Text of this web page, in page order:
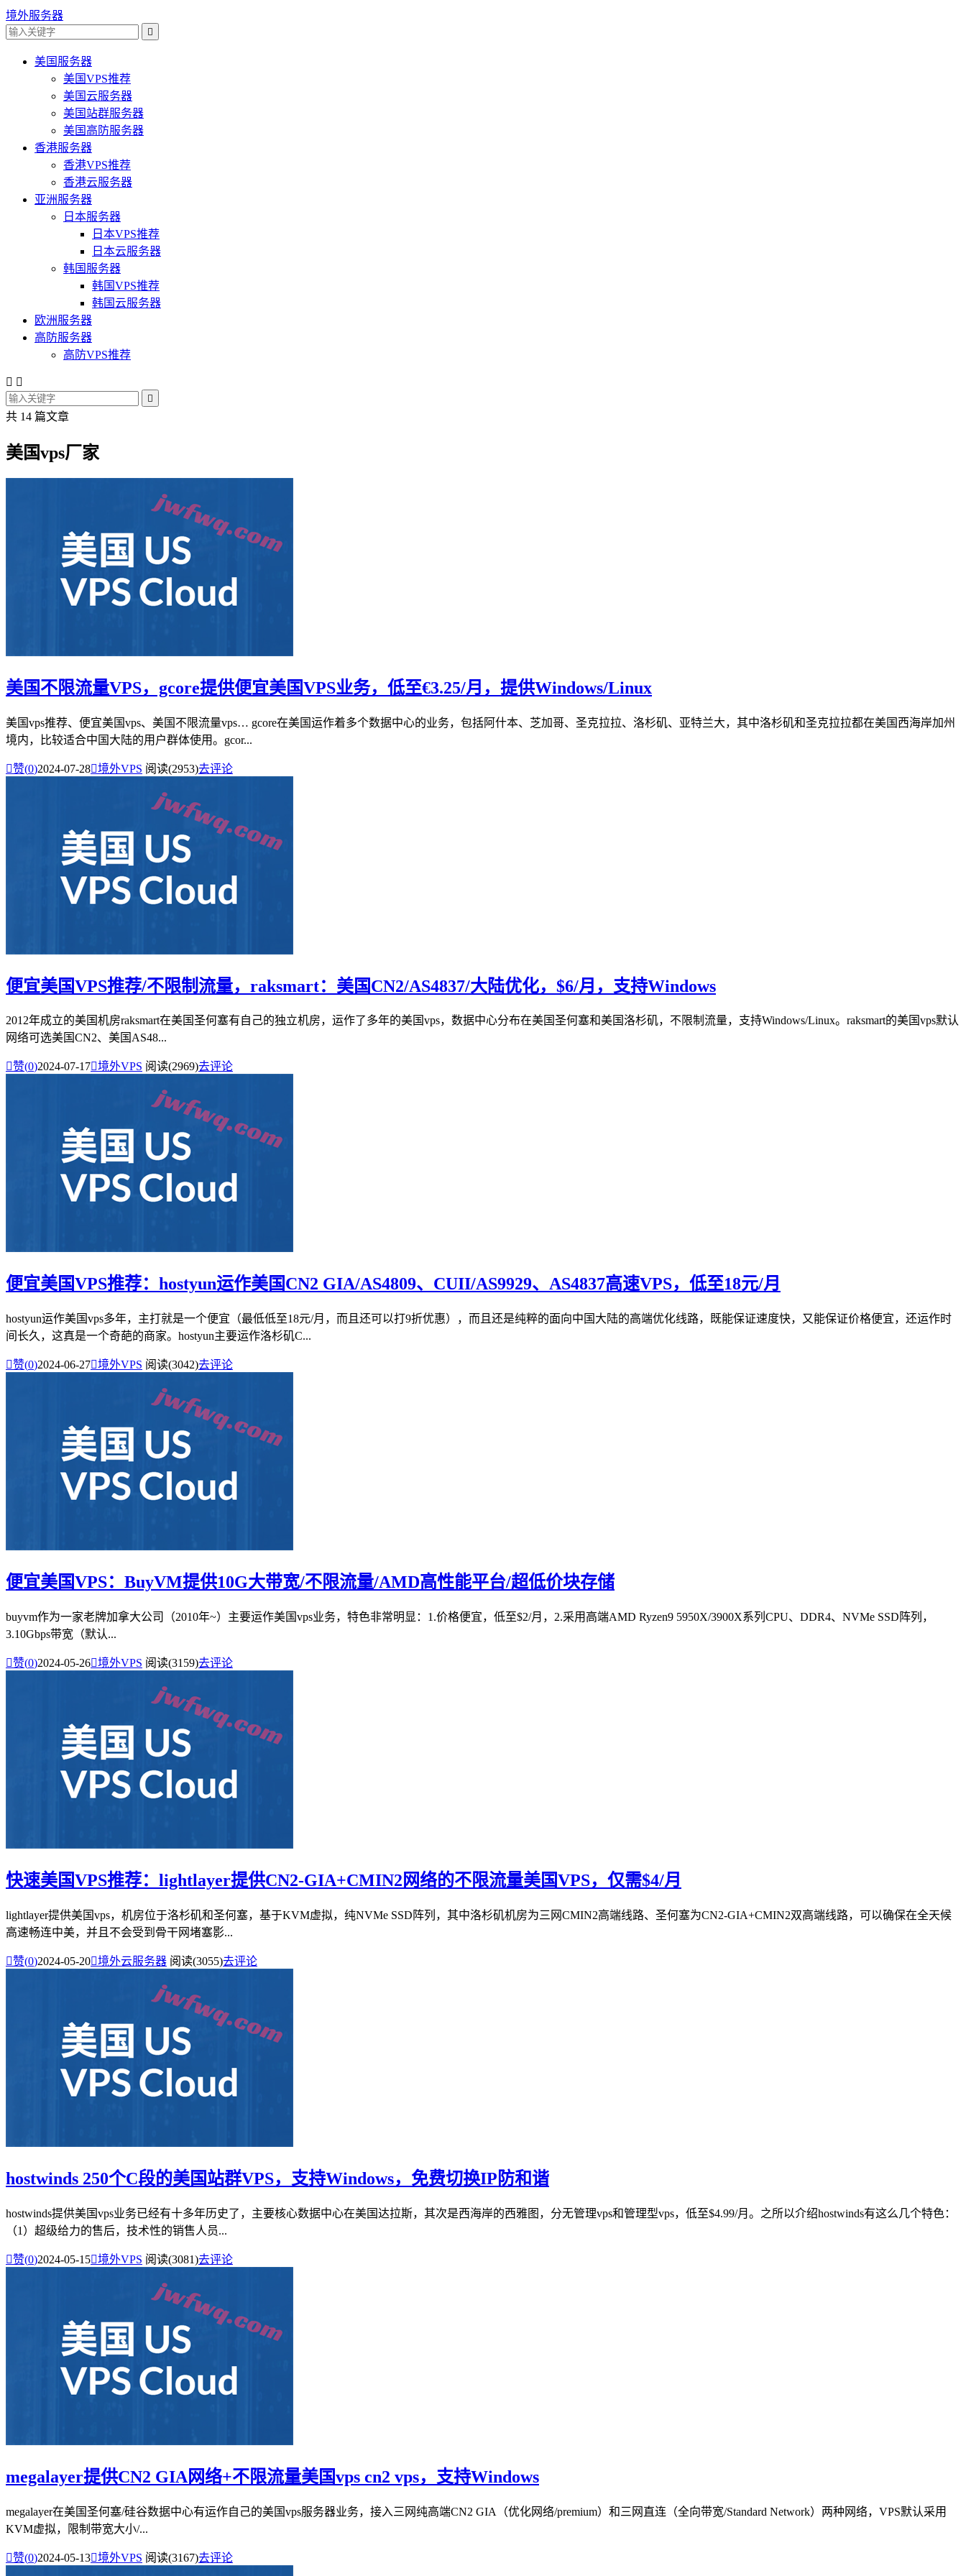
境外服务器

美国服务器
美国VPS推荐
美国云服务器
美国站群服务器
美国高防服务器
香港服务器
香港VPS推荐
香港云服务器
亚洲服务器
日本服务器
日本VPS推荐
日本云服务器
韩国服务器
韩国VPS推荐
韩国云服务器
欧洲服务器
高防服务器
高防VPS推荐
 

共 14 篇文章
美国vps厂家
美国不限流量VPS，gcore提供便宜美国VPS业务，低至€3.25/月，提供Windows/Linux
美国vps推荐、便宜美国vps、美国不限流量vps… gcore在美国运作着多个数据中心的业务，包括阿什本、芝加哥、圣克拉拉、洛杉矶、亚特兰大，其中洛杉矶和圣克拉拉都在美国西海岸加州
境内，比较适合中国大陆的用户群体使用。gcor...
赞(0)2024-07-28境外VPS 阅读(2953)去评论
便宜美国VPS推荐/不限制流量，raksmart：美国CN2/AS4837/大陆优化，$6/月，支持Windows
2012年成立的美国机房raksmart在美国圣何塞有自己的独立机房，运作了多年的美国vps，数据中心分布在美国圣何塞和美国洛杉矶，不限制流量，支持Windows/Linux。raksmart的美国vps默认
网络可选美国CN2、美国AS48...
赞(0)2024-07-17境外VPS 阅读(2969)去评论
便宜美国VPS推荐：hostyun运作美国CN2 GIA/AS4809、CUII/AS9929、AS4837高速VPS，低至18元/月
hostyun运作美国vps多年，主打就是一个便宜（最低低至18元/月，而且还可以打9折优惠），而且还是纯粹的面向中国大陆的高端优化线路，既能保证速度快，又能保证价格便宜，还运作时
间长久，这真是一个奇葩的商家。hostyun主要运作洛杉矶C...
赞(0)2024-06-27境外VPS 阅读(3042)去评论
便宜美国VPS：BuyVM提供10G大带宽/不限流量/AMD高性能平台/超低价块存储
buyvm作为一家老牌加拿大公司（2010年~）主要运作美国vps业务，特色非常明显：1.价格便宜，低至$2/月，2.采用高端AMD Ryzen9 5950X/3900X系列CPU、DDR4、NVMe SSD阵列，
3.10Gbps带宽（默认...
赞(0)2024-05-26境外VPS 阅读(3159)去评论
快速美国VPS推荐：lightlayer提供CN2-GIA+CMIN2网络的不限流量美国VPS，仅需$4/月
lightlayer提供美国vps，机房位于洛杉矶和圣何塞，基于KVM虚拟，纯NVMe SSD阵列，其中洛杉矶机房为三网CMIN2高端线路、圣何塞为CN2-GIA+CMIN2双高端线路，可以确保在全天候
高速畅连中美，并且不会受到骨干网堵塞影...
赞(0)2024-05-20境外云服务器 阅读(3055)去评论
hostwinds 250个C段的美国站群VPS，支持Windows，免费切换IP防和谐
hostwinds提供美国vps业务已经有十多年历史了，主要核心数据中心在美国达拉斯，其次是西海岸的西雅图，分无管理vps和管理型vps，低至$4.99/月。之所以介绍hostwinds有这么几个特色：
（1）超级给力的售后，技术性的销售人员...
赞(0)2024-05-15境外VPS 阅读(3081)去评论
megalayer提供CN2 GIA网络+不限流量美国vps cn2 vps，支持Windows
megalayer在美国圣何塞/硅谷数据中心有运作自己的美国vps服务器业务，接入三网纯高端CN2 GIA（优化网络/premium）和三网直连（全向带宽/Standard Network）两种网络，VPS默认采用
KVM虚拟，限制带宽大小/...
赞(0)2024-05-13境外VPS 阅读(3167)去评论